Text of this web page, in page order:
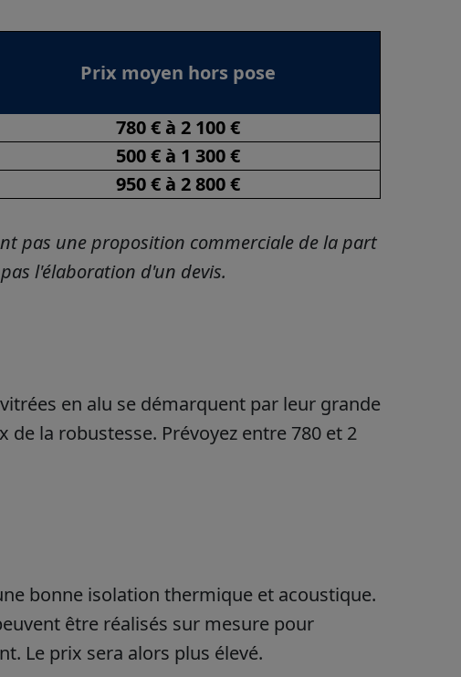
Prix moyen hors pose
780 € à 2 100 €
500 € à 1 300 €
950 € à 2 800 €
pas une proposition commerciale de la part
l'élaboration d'un devis.
en alu se démarquent par leur grande
la robustesse. Prévoyez entre 780 et 2
bonne isolation thermique et acoustique.
être réalisés sur mesure pour
Le prix sera alors plus élevé.